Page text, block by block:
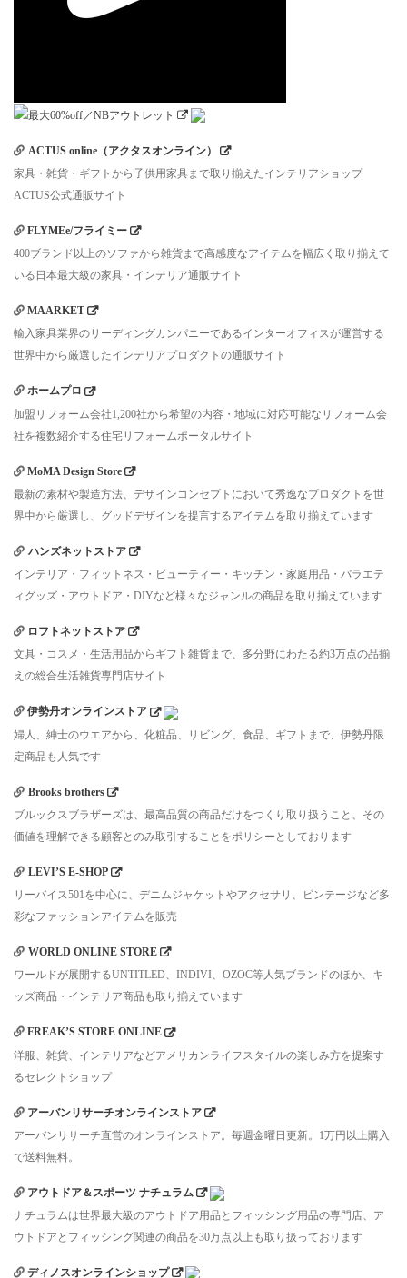
ACTUS online（アクタスオンライン）
家具・雑貨・ギフトから子供用家具まで取り揃えたインテリアショップ
ACTUS公式通販サイト
FLYMEe/フライミー
400ブランド以上のソファから雑貨まで高感度なアイテムを幅広く取り揃えて
いる日本最大級の家具・インテリア通販サイト
MAARKET
輸入家具業界のリーディングカンパニーであるインターオフィスが運営する
世界中から厳選したインテリアプロダクトの通販サイト
ホームプロ
加盟リフォーム会社1,200社から希望の内容・地域に対応可能なリフォーム会
社を複数紹介する住宅リフォームポータルサイト
MoMA Design Store
最新の素材や製造方法、デザインコンセプトにおいて秀逸なプロダクトを世
界中から厳選し、グッドデザインを提言するアイテムを取り揃えています
ハンズネットストア
インテリア・フィットネス・ビューティー・キッチン・家庭用品・バラエテ
ィグッズ・アウトドア・DIYなど様々なジャンルの商品を取り揃えています
ロフトネットストア
文具・コスメ・生活用品からギフト雑貨まで、多分野にわたる約3万点の品揃
えの総合生活雑貨専門店サイト
伊勢丹オンラインストア
婦人、紳士のウエアから、化粧品、リビング、食品、ギフトまで、伊勢丹限
定商品も人気です
Brooks brothers
ブルックスブラザーズは、最高品質の商品だけをつくり取り扱うこと、その
価値を理解できる顧客とのみ取引することをポリシーとしております
LEVI’S E-SHOP
リーバイス501を中心に、デニムジャケットやアクセサリ、ビンテージなど多
彩なファッションアイテムを販売
WORLD ONLINE STORE
ワールドが展開するUNTITLED、INDIVI、OZOC等人気ブランドのほか、キ
ッズ商品・インテリア商品も取り揃えています
FREAK’S STORE ONLINE
洋服、雑貨、インテリアなどアメリカンライフスタイルの楽しみ方を提案す
るセレクトショップ
アーバンリサーチオンラインストア
アーバンリサーチ直営のオンラインストア。毎週金曜日更新。1万円以上購入
で送料無料。
アウトドア＆スポーツ ナチュラム
ナチュラムは世界最大級のアウトドア用品とフィッシング用品の専門店、ア
ウトドアとフィッシング関連の商品を30万点以上も取り扱っております
ディノスオンラインショップ